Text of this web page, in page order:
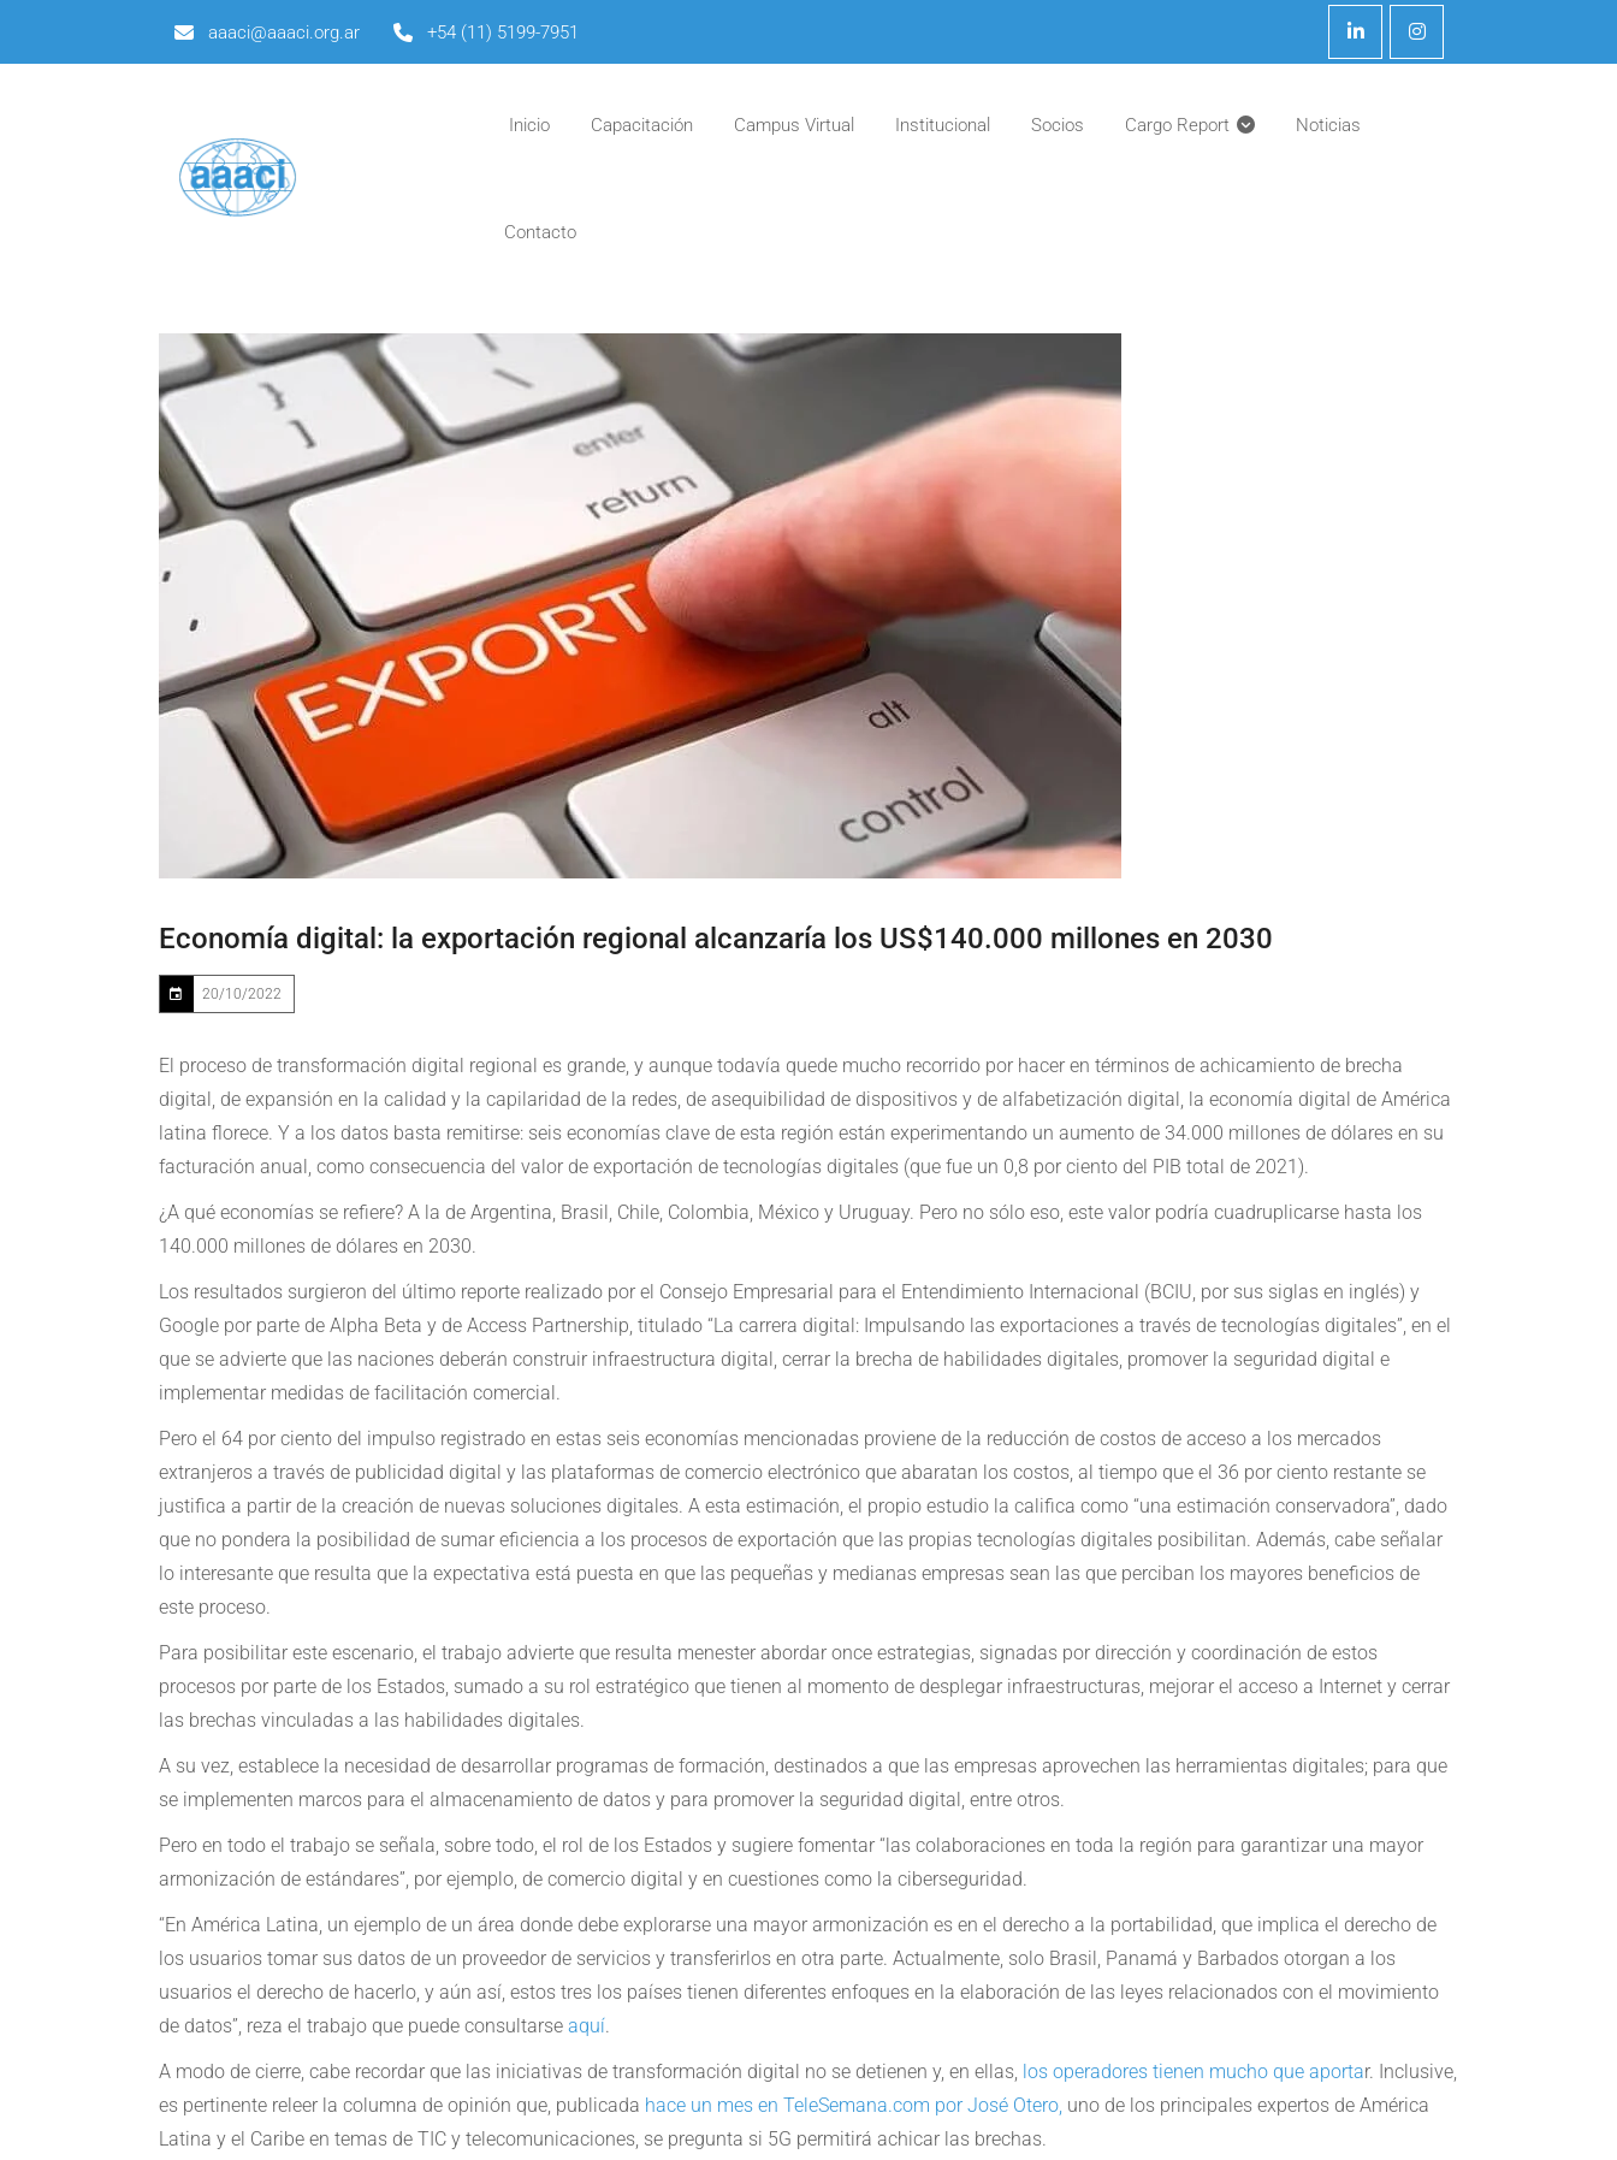
aaaci@aaaci.org.ar +54 (11) 5199-7951
Inicio Capacitación Campus Virtual Institucional Socios Cargo Report Noticias
Contacto
Economía digital: la exportación regional alcanzaría los US$140.000 millones en 2030
20/10/2022
El proceso de transformación digital regional es grande, y aunque todavía quede mucho recorrido por hacer en términos de achicamiento de brecha
digital, de expansión en la calidad y la capilaridad de la redes, de asequibilidad de dispositivos y de alfabetización digital, la economía digital de América
latina florece. Y a los datos basta remitirse: seis economías clave de esta región están experimentando un aumento de 34.000 millones de dólares en su
facturación anual, como consecuencia del valor de exportación de tecnologías digitales (que fue un 0,8 por ciento del PIB total de 2021).
¿A qué economías se refiere? A la de Argentina, Brasil, Chile, Colombia, México y Uruguay. Pero no sólo eso, este valor podría cuadruplicarse hasta los
140.000 millones de dólares en 2030.
Los resultados surgieron del último reporte realizado por el Consejo Empresarial para el Entendimiento Internacional (BCIU, por sus siglas en inglés) y
Google por parte de Alpha Beta y de Access Partnership, titulado “La carrera digital: Impulsando las exportaciones a través de tecnologías digitales”, en el
que se advierte que las naciones deberán construir infraestructura digital, cerrar la brecha de habilidades digitales, promover la seguridad digital e
implementar medidas de facilitación comercial.
Pero el 64 por ciento del impulso registrado en estas seis economías mencionadas proviene de la reducción de costos de acceso a los mercados
extranjeros a través de publicidad digital y las plataformas de comercio electrónico que abaratan los costos, al tiempo que el 36 por ciento restante se
justifica a partir de la creación de nuevas soluciones digitales. A esta estimación, el propio estudio la califica como “una estimación conservadora”, dado
que no pondera la posibilidad de sumar eficiencia a los procesos de exportación que las propias tecnologías digitales posibilitan. Además, cabe señalar
lo interesante que resulta que la expectativa está puesta en que las pequeñas y medianas empresas sean las que perciban los mayores beneficios de
este proceso.
Para posibilitar este escenario, el trabajo advierte que resulta menester abordar once estrategias, signadas por dirección y coordinación de estos
procesos por parte de los Estados, sumado a su rol estratégico que tienen al momento de desplegar infraestructuras, mejorar el acceso a Internet y cerrar
las brechas vinculadas a las habilidades digitales.
A su vez, establece la necesidad de desarrollar programas de formación, destinados a que las empresas aprovechen las herramientas digitales; para que
se implementen marcos para el almacenamiento de datos y para promover la seguridad digital, entre otros.
Pero en todo el trabajo se señala, sobre todo, el rol de los Estados y sugiere fomentar “las colaboraciones en toda la región para garantizar una mayor
armonización de estándares”, por ejemplo, de comercio digital y en cuestiones como la ciberseguridad.
“En América Latina, un ejemplo de un área donde debe explorarse una mayor armonización es en el derecho a la portabilidad, que implica el derecho de
los usuarios tomar sus datos de un proveedor de servicios y transferirlos en otra parte. Actualmente, solo Brasil, Panamá y Barbados otorgan a los
usuarios el derecho de hacerlo, y aún así, estos tres los países tienen diferentes enfoques en la elaboración de las leyes relacionados con el movimiento
de datos”, reza el trabajo que puede consultarse aquí.
A modo de cierre, cabe recordar que las iniciativas de transformación digital no se detienen y, en ellas, los operadores tienen mucho que aportar. Inclusive,
es pertinente releer la columna de opinión que, publicada hace un mes en TeleSemana.com por José Otero, uno de los principales expertos de América
Latina y el Caribe en temas de TIC y telecomunicaciones, se pregunta si 5G permitirá achicar las brechas.